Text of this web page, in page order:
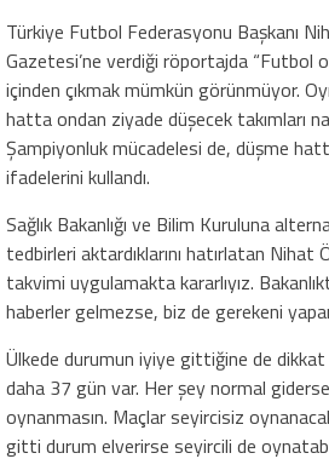
Türkiye Futbol Federasyonu Başkanı
Gazetesi’ne verdiği röportajda “Futbol
içinden çıkmak mümkün görünmüyor.
hatta ondan ziyade düşecek takımları
Şampiyonluk mücadelesi de, düşme
ifadelerini kullandı.
Sağlık Bakanlığı ve Bilim Kuruluna
tedbirleri aktardıklarını hatırlatan Nihat
takvimi uygulamakta kararlıyız.
haberler gelmezse, biz de gerekeni
Ülkede durumun iyiye gittiğine de dikkat
daha 37 gün var. Her şey normal
oynanmasın. Maçlar seyircisiz
gitti durum elverirse seyircili de